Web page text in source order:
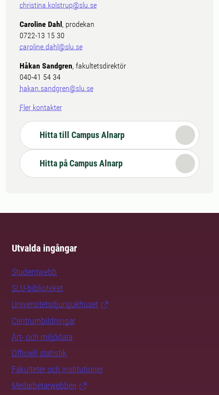
christina.kolstrup@slu.se
Caroline Dahl, prodekan
0722-13 15 30
caroline.dahl@slu.se
Håkan Sandgren, fakultetsdirektör
040-41 54 34
hakan.sandgren@slu.se
Fler kontakter
Hitta till Campus Alnarp
Hitta på Campus Alnarp
Utvalda ingångar
Studentwebb
SLU-biblioteket
Universitetsdjursjukhuset
Centrumbildningar
Art- och miljödata
Officiell statistik
Fakulteter och institutioner
Medarbetarwebben